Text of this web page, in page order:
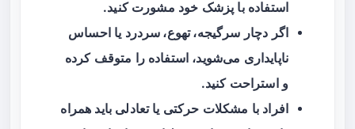
استفاده با پزشک خود مشورت کنید.
اگر دچار سرگیجه، تهوع، سردرد یا احساس
ناپایداری می‌شوید، استفاده را متوقف کرده
و استراحت کنید.
افراد با مشکلات حرکتی یا تعادلی باید همراه